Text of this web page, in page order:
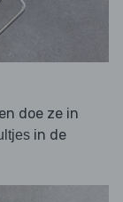
doe ze in
in de